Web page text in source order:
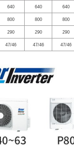
640 640 640
800 800 800
290 290 290
47/46 47/46 47/46